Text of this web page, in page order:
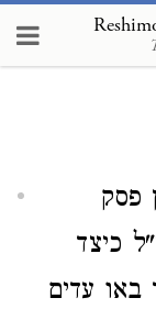
פסק
כיצד
באו עדים